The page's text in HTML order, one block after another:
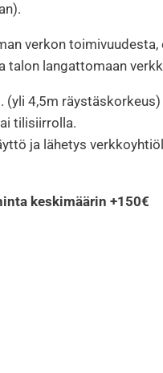
verkon toimivuudesta,
langattomaan
(yli 4,5m räystäskorkeus)
tilisiirrolla.
ja lähetys
keskimäärin +150€